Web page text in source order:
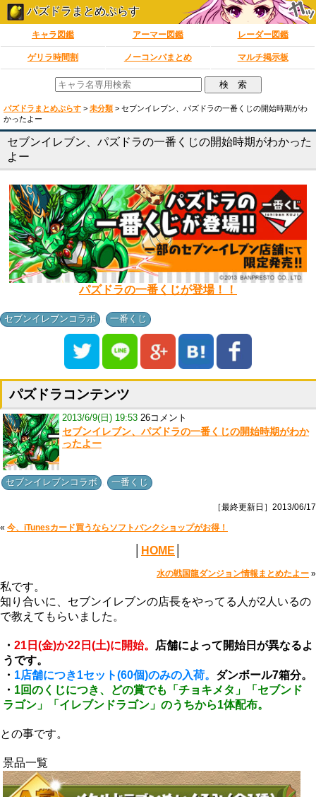
パズドラまとめぷらす
キャラ図鑑 アーマー図鑑 レーダー図鑑
ゲリラ時間割 ノーコンパまとめ マルチ掲示板
パズドラまとめぷらす > 未分類 > セブンイレブン、パズドラの一番くじの開始時期がわ
かったよー
セブンイレブン、パズドラの一番くじの開始時期がわかった
よー
パズドラの一番くじが登場！！
セブンイレブンコラボ 一番くじ
パズドラコンテンツ
2013/6/9(日) 19:53 26コメント
セブンイレブン、パズドラの一番くじの開始時期がわか
ったよー
セブンイレブンコラボ 一番くじ
［最終更新日］2013/06/17
« 今、iTunesカード買うならソフトバンクショップがお得！
HOME
水の戦国龍ダンジョン情報まとめたよー »
私です。
知り合いに、セブンイレブンの店長をやってる人が2人いるの
で教えてもらいました。
・ 21日(金)か22日(土)に開始。
店舗によって開始日が異なるよ
うです。
・ 1店舗につき1セット(60個)のみの入荷。 ダンボール7箱分。
・ 1回のくじにつき、どの賞でも「チョキメタ」「セブンド
ラゴン」「イレブンドラゴン」のうちから1体配布。
との事です。
景品一覧